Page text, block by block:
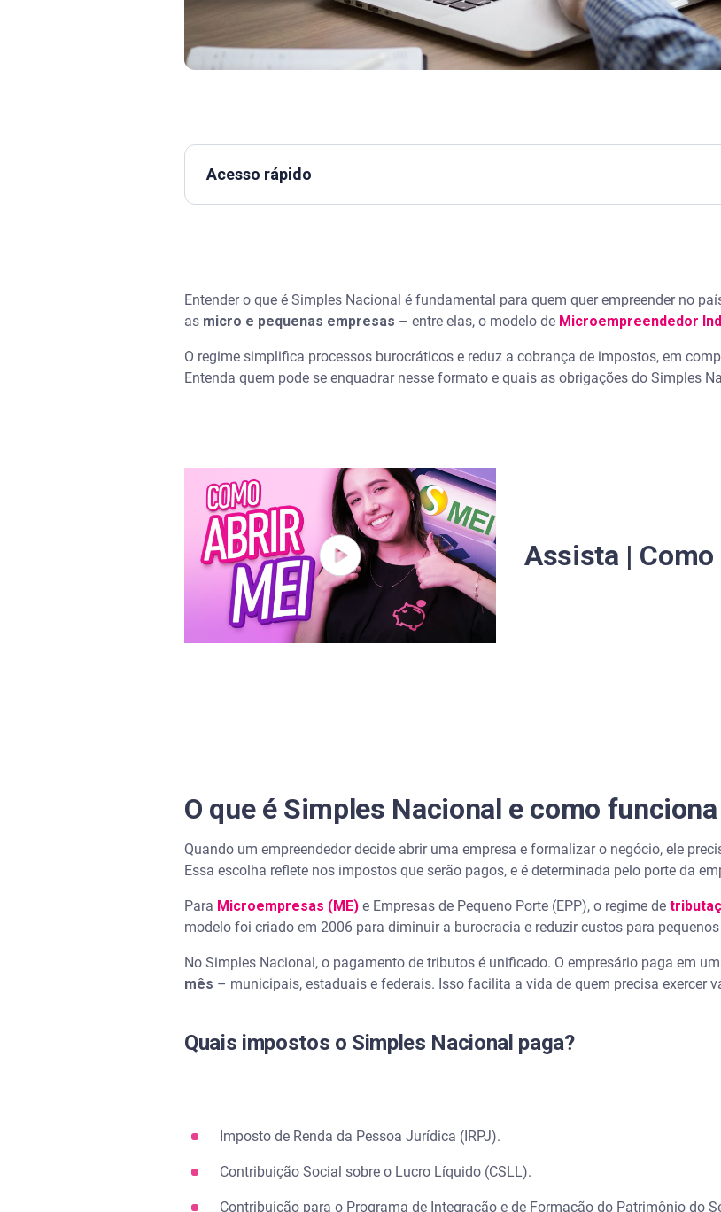
Acesso rápido
Quais impostos o Simples Nacional paga?
Quem pode se enquadrar no Simples Nacional?
É vantagem ser do Simples Nacional?
Qual é a desvantagem do Simples Nacional?
Como se inscrever no Simples Nacional?
Para novos negócios
Anexo V
Quais são as obrigações acessórias do Simples Nacional?
Quais são os três regimes tributários no Brasil?
Perguntas frequentes sobre o Simples Nacional
Qual a diferença entre o MEI e o Simples Nacional?
Qual é o novo limite para o Simples Nacional em 2026?
Entender o que é Simples Nacional é fundamental para quem quer empreender no
as micro e pequenas empresas – entre elas, o modelo de Microempreendedor
O regime simplifica processos burocráticos e reduz a cobrança de impostos, em
Entenda quem pode se enquadrar nesse formato e quais as obrigações do Simples
Assista |
O que é Simples Nacional e como funciona
Quando um empreendedor decide abrir uma empresa e formalizar o negócio, ele
Essa escolha reflete nos impostos que serão pagos, e é determinada pelo porte da
Para Microempresas (ME) e Empresas de Pequeno Porte (EPP), o regime de
modelo foi criado em 2006 para diminuir a burocracia e reduzir custos para
No Simples Nacional, o pagamento de tributos é unificado. O empresário paga em
mês – municipais, estaduais e federais. Isso facilita a vida de quem precisa exercer
Quais impostos o Simples Nacional paga?
Imposto de Renda da Pessoa Jurídica (IRPJ).
Contribuição Social sobre o Lucro Líquido (CSLL).
Contribuição para o Programa de Integração e de Formação do Patrimônio do